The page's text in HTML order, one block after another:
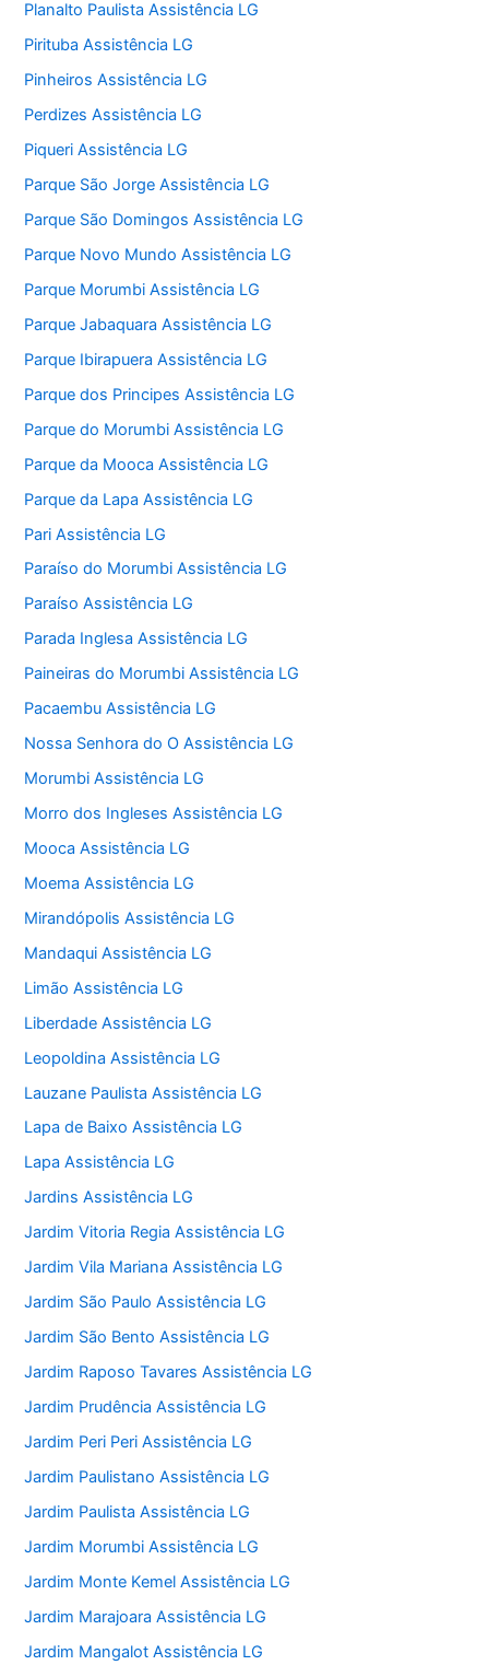
Planalto Paulista Assistência LG
Pirituba Assistência LG
Pinheiros Assistência LG
Perdizes Assistência LG
Piqueri Assistência LG
Parque São Jorge Assistência LG
Parque São Domingos Assistência LG
Parque Novo Mundo Assistência LG
Parque Morumbi Assistência LG
Parque Jabaquara Assistência LG
Parque Ibirapuera Assistência LG
Parque dos Principes Assistência LG
Parque do Morumbi Assistência LG
Parque da Mooca Assistência LG
Parque da Lapa Assistência LG
Pari Assistência LG
Paraíso do Morumbi Assistência LG
Paraíso Assistência LG
Parada Inglesa Assistência LG
Paineiras do Morumbi Assistência LG
Pacaembu Assistência LG
Nossa Senhora do O Assistência LG
Morumbi Assistência LG
Morro dos Ingleses Assistência LG
Mooca Assistência LG
Moema Assistência LG
Mirandópolis Assistência LG
Mandaqui Assistência LG
Limão Assistência LG
Liberdade Assistência LG
Leopoldina Assistência LG
Lauzane Paulista Assistência LG
Lapa de Baixo Assistência LG
Lapa Assistência LG
Jardins Assistência LG
Jardim Vitoria Regia Assistência LG
Jardim Vila Mariana Assistência LG
Jardim São Paulo Assistência LG
Jardim São Bento Assistência LG
Jardim Raposo Tavares Assistência LG
Jardim Prudência Assistência LG
Jardim Peri Peri Assistência LG
Jardim Paulistano Assistência LG
Jardim Paulista Assistência LG
Jardim Morumbi Assistência LG
Jardim Monte Kemel Assistência LG
Jardim Marajoara Assistência LG
Jardim Mangalot Assistência LG